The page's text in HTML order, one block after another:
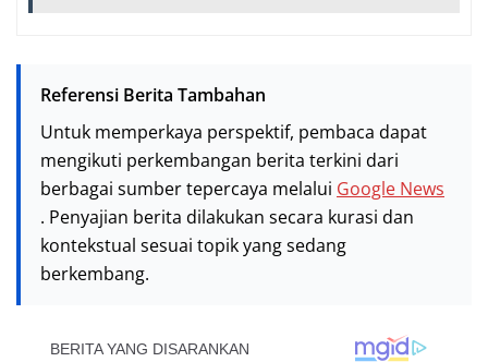
Referensi Berita Tambahan
Untuk memperkaya perspektif, pembaca dapat
mengikuti perkembangan berita terkini dari
berbagai sumber tepercaya melalui Google News
. Penyajian berita dilakukan secara kurasi dan
kontekstual sesuai topik yang sedang
berkembang.